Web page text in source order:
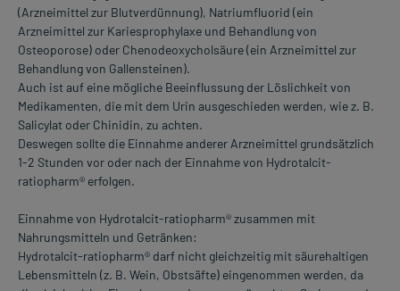
(Arzneimittel zur Blutverdünnung), Natriumfluorid (ein
Arzneimittel zur Kariesprophylaxe und Behandlung von
Osteoporose) oder Chenodeoxycholsäure (ein Arzneimittel zur
Behandlung von Gallensteinen).
Auch ist auf eine mögliche Beeinflussung der Löslichkeit von
Medikamenten, die mit dem Urin ausgeschieden werden, wie z. B.
Salicylat oder Chinidin, zu achten.
Deswegen sollte die Einnahme anderer Arzneimittel grundsätzlich
1-2 Stunden vor oder nach der Einnahme von Hydrotalcit-
ratiopharm® erfolgen.
Einnahme von Hydrotalcit-ratiopharm® zusammen mit
Nahrungsmitteln und Getränken:
Hydrotalcit-ratiopharm® darf nicht gleichzeitig mit säurehaltigen
Lebensmitteln (z. B. Wein, Obstsäfte) eingenommen werden, da